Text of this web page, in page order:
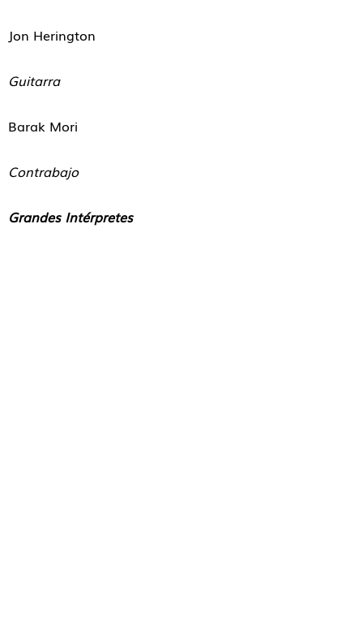
Jon Herington
Guitarra
Barak Mori
Contrabajo
Grandes Intérpretes